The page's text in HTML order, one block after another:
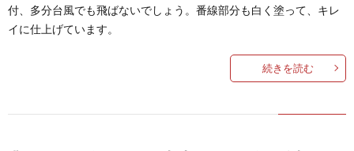
付、多分台風でも飛ばないでしょう。番線部分も白く塗って、キレ
イに仕上げています。
続きを読む